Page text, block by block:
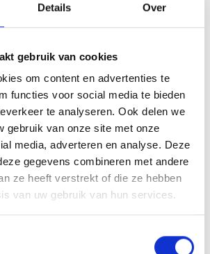
Details Over
gebruik van cookies
om content en advertenties te
functies voor social media te bieden
te analyseren. Ook delen we
gebruik van onze site met onze
media, adverteren en analyse. Deze
gegevens combineren met andere
ze heeft verstrekt of die ze hebben
van uw gebruik van hun services.